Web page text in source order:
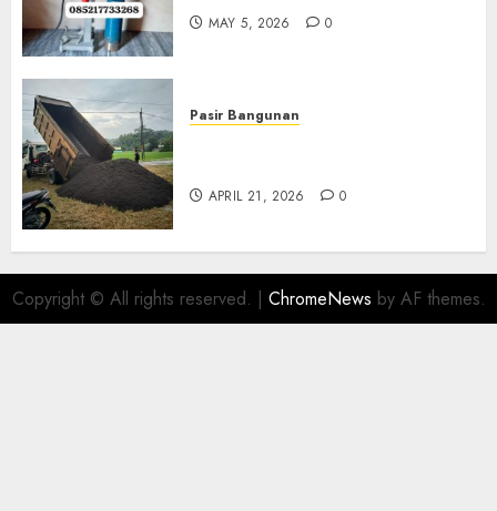
MAY 5, 2026 0
Pasir Bangunan
APRIL 21, 2026 0
Copyright © All rights reserved. | ChromeNews by AF themes.